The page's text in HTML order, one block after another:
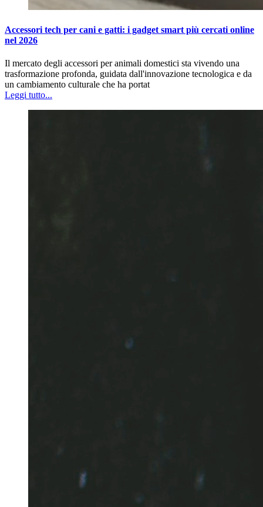
Accessori tech per cani e gatti: i gadget smart più cercati online
nel 2026
Il mercato degli accessori per animali domestici sta vivendo una
trasformazione profonda, guidata dall'innovazione tecnologica e da
un cambiamento culturale che ha portat
Leggi tutto...